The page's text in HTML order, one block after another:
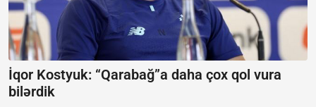
İqor Kostyuk: “Qarabağ”a daha çox qol vura
bilərdik